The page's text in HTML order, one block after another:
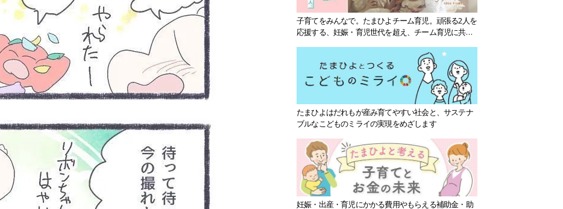
子育てをみんなで。たまひよチーム育児。頑張る2人を
応援する、妊娠・育児世代を超え、チーム育児に共感
たまひよはだれもが産み育てやすい社会と、サステナ
ブルなこどものミライの実現をめざします
妊娠・出産・育児にかかる費用やもらえる補助金・助